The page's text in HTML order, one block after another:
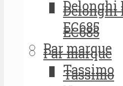
Delonghi
EC685
Par marque
Tassimo
Delonghi
EC685
Par marque
Tassimo